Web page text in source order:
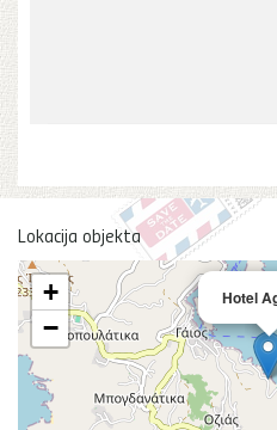
Lokacija objekta
Hotel
+
−